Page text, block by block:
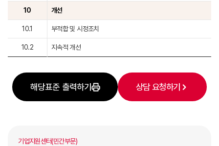
10 개선
10.1 부적합 및 시정조치
10.2 지속적 개선
해당표준 출력하기 상담 요청하기
기업지원센터(민간부문)